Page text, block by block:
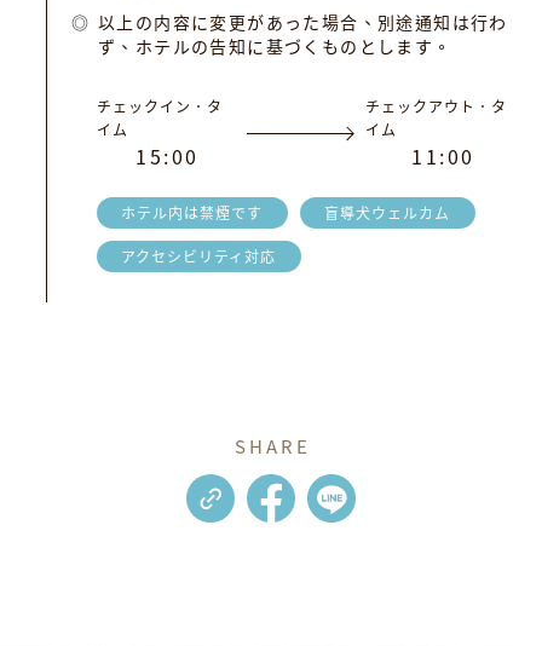
以上の内容に変更があった場合、別途通知は行わ
ず、ホテルの告知に基づくものとします。
チェックイン．タ
イム
15:00
チェックアウト．タ
イム
1 1:00
ホテル内は禁煙です 盲導犬ウェルカム
アクセシビリティ対応
SHARE